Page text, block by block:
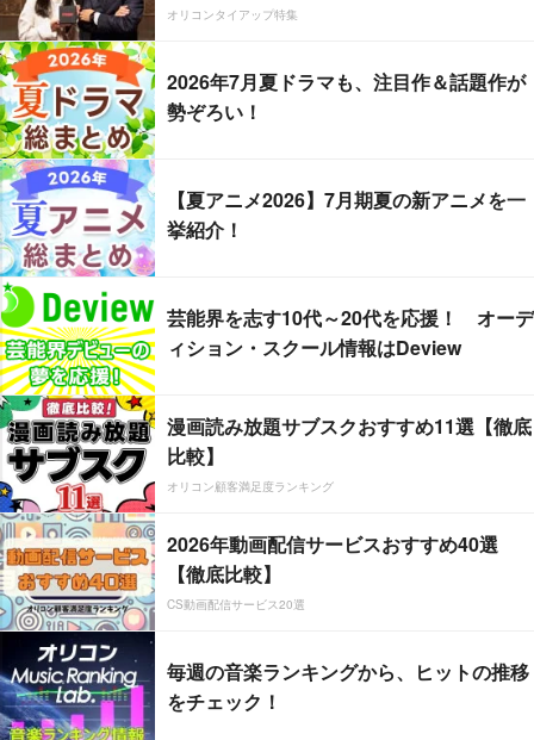
オリコンタイアップ特集
2026年7月夏ドラマも、注目作＆話題作が
勢ぞろい！
【夏アニメ2026】7月期夏の新アニメを一
挙紹介！
芸能界を志す10代～20代を応援！ オーデ
ィション・スクール情報はDeview
漫画読み放題サブスクおすすめ11選【徹底
比較】
オリコン顧客満足度ランキング
2026年動画配信サービスおすすめ40選
【徹底比較】
CS動画配信サービス20選
毎週の音楽ランキングから、ヒットの推移
をチェック！